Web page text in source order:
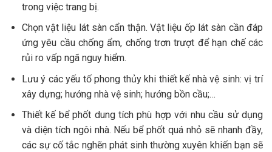
trong việc trang bị.
Chọn vật liệu lát sàn cẩn thận. Vật liệu ốp lát sàn cần đáp
ứng yêu cầu chống ẩm, chống trơn trượt để hạn chế các
rủi ro vấp ngã nguy hiểm.
Lưu ý các yếu tố phong thủy khi thiết kế nhà vệ sinh: vị trí
xây dựng; hướng nhà vệ sinh; hướng bồn cầu;…
Thiết kế bể phốt dung tích phù hợp với nhu cầu sử dụng
và diện tích ngôi nhà. Nếu bể phốt quá nhỏ sẽ nhanh đầy,
các sự cố tắc nghẽn phát sinh thường xuyên khiến bạn sẽ